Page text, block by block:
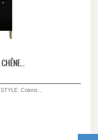
Coloris...